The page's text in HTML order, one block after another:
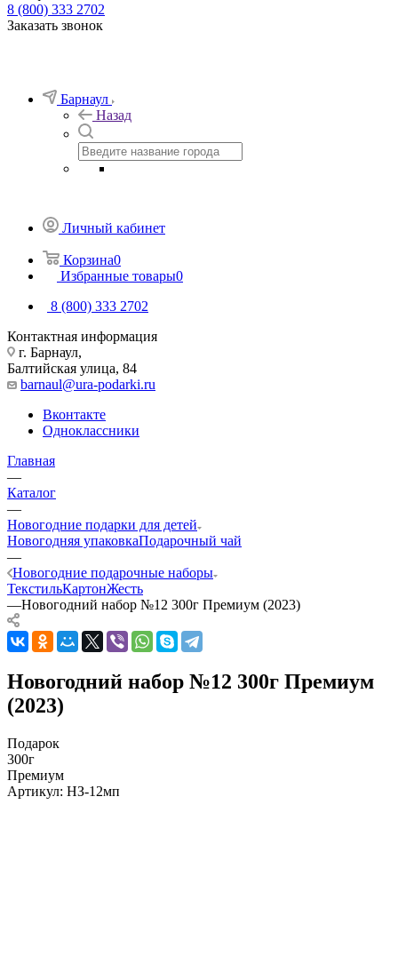
8 (800) 333 2702
Заказать звонок
Барнаул
Назад
Личный кабинет
Корзина0
Избранные товары0
8 (800) 333 2702
Контактная информация
г. Барнаул,
Балтийская улица, 84
barnaul@ura-podarki.ru
Вконтакте
Одноклассники
Главная
—
Каталог
—
Новогодние подарки для детей
Новогодняя упаковкаПодарочный чай
—
Новогодние подарочные наборы
ТекстильКартонЖесть
—Новогодний набор №12 300г Премиум (2023)
Новогодний набор №12 300г Премиум
(2023)
Подарок
300г
Премиум
Артикул: НЗ-12мп